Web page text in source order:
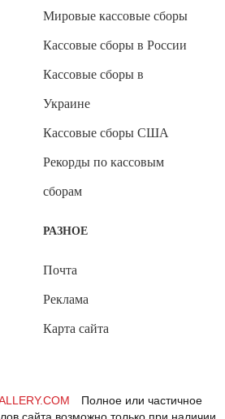
Мировые кассовые сборы
Кассовые сборы в России
Кассовые сборы в
Украине
Кассовые сборы США
Рекорды по кассовым
сборам
РАЗНОЕ
Почта
Реклама
Карта сайта
Полное или частичное